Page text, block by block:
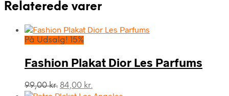
Relaterede varer
På Udsalg! 15%
Fashion Plakat Dior Les Parfums
99,00kr. Den
oprindelige
84,00 kr.
aktuelle